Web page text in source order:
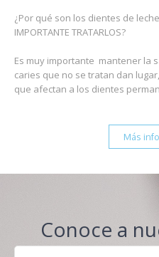
¿Por qué son los dientes de
IMPORTANTE TRATARLOS?
Es muy importante mantener la
caries que no se tratan dan
que afectan a los dientes
Más
Conoce a